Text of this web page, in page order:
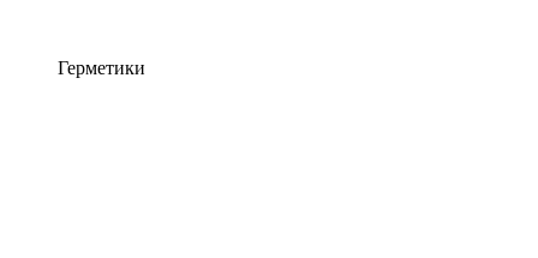
Герметики